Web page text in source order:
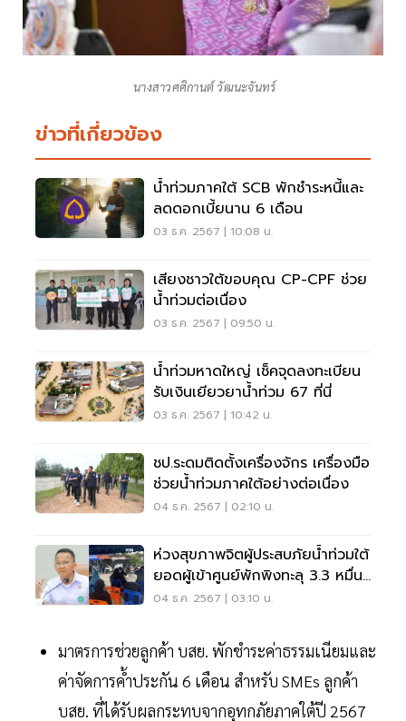
นางสาวศศิกานต์ วัฒนะจันทร์
ข่าวที่เกี่ยวข้อง
น้ำท่วมภาคใต้ SCB พักชำระหนี้และ
ลดดอกเบี้ยนาน 6 เดือน
03 ธ.ค. 2567 | 10:08 น.
เสียงชาวใต้ขอบคุณ CP-CPF ช่วย
น้ำท่วมต่อเนื่อง
03 ธ.ค. 2567 | 09:50 น.
น้ำท่วมหาดใหญ่ เช็คจุดลงทะเบียน
รับเงินเยียวยาน้ำท่วม 67 ที่นี่
03 ธ.ค. 2567 | 10:42 น.
ชป.ระดมติดตั้งเครื่องจักร เครื่องมือ
ช่วยน้ำท่วมภาคใต้อย่างต่อเนื่อง
04 ธ.ค. 2567 | 02:10 น.
ห่วงสุขภาพจิตผู้ประสบภัยน้ำท่วมใต้
ยอดผู้เข้าศูนย์พักพิงทะลุ 3.3 หมื่น
คน
04 ธ.ค. 2567 | 03:10 น.
มาตรการช่วยลูกค้า บสย. พักชำระค่าธรรมเนียมและ
ค่าจัดการค้ำประกัน 6 เดือน สำหรับ SMEs ลูกค้า
บสย. ที่ได้รับผลกระทบจากอุทกภัยภาคใต้ปี 2567